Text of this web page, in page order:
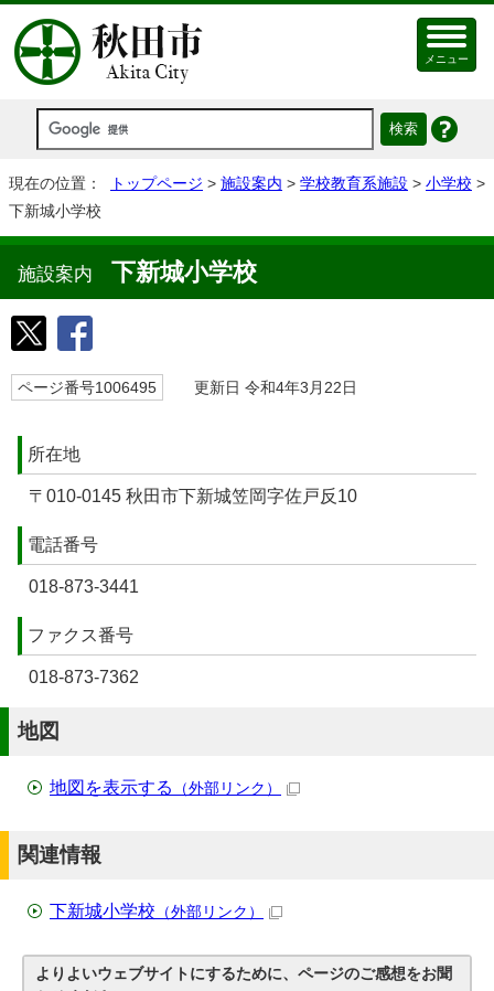
メニュー
現在の位置： トップページ > 施設案内 > 学校教育系施設 > 小学校 >
下新城小学校
施設案内 下新城小学校
ページ番号1006495 更新日 令和4年3月22日
所在地
〒010-0145 秋田市下新城笠岡字佐戸反10
電話番号
018-873-3441
ファクス番号
018-873-7362
地図
地図を表示する （外部リンク）
関連情報
下新城小学校 （外部リンク）
よりよいウェブサイトにするために、ページのご感想をお聞